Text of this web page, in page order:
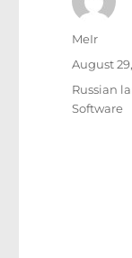
Author
MeIr
Posted
August
Russian
Software